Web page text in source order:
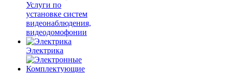
Услуги по
установке систем
видеонаблюдения,
видеодомофонии
Электрика